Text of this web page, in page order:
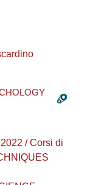
/ Corsi di